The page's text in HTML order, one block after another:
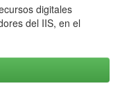
digitales
del IIS, en el